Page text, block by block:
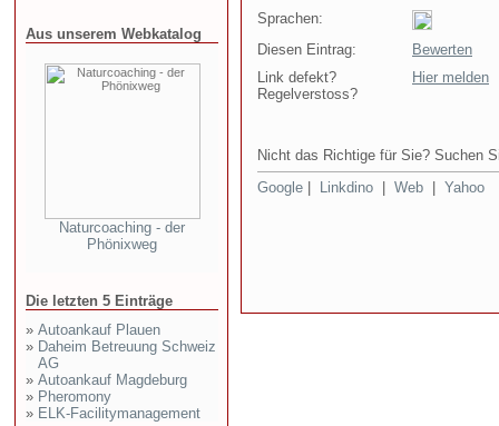
Aus unserem Webkatalog
Naturcoaching - der
Phönixweg
Die letzten 5 Einträge
» Autoankauf Plauen
» Daheim Betreuung Schweiz
AG
» Autoankauf Magdeburg
» Pheromony
» ELK-Facilitymanagement
Sprachen:
Diesen Eintrag:
Bewerten
Link defekt?
Regelverstoss?
Hier melden
Nicht das Richtige für Sie? Suchen
Google
Linkdino Web Yahoo